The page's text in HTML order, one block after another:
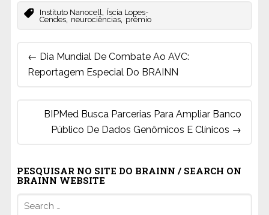
Instituto Nanocell
Íscia Lopes-
Cendes, neurociências, prêmio
Post
navigation
← Dia Mundial De Combate Ao AVC:
Reportagem Especial Do BRAINN
BIPMed Busca Parcerias Para Ampliar Banco
Público De Dados Genômicos E Clínicos →
PESQUISAR NO SITE DO BRAINN / SEARCH ON
BRAINN WEBSITE